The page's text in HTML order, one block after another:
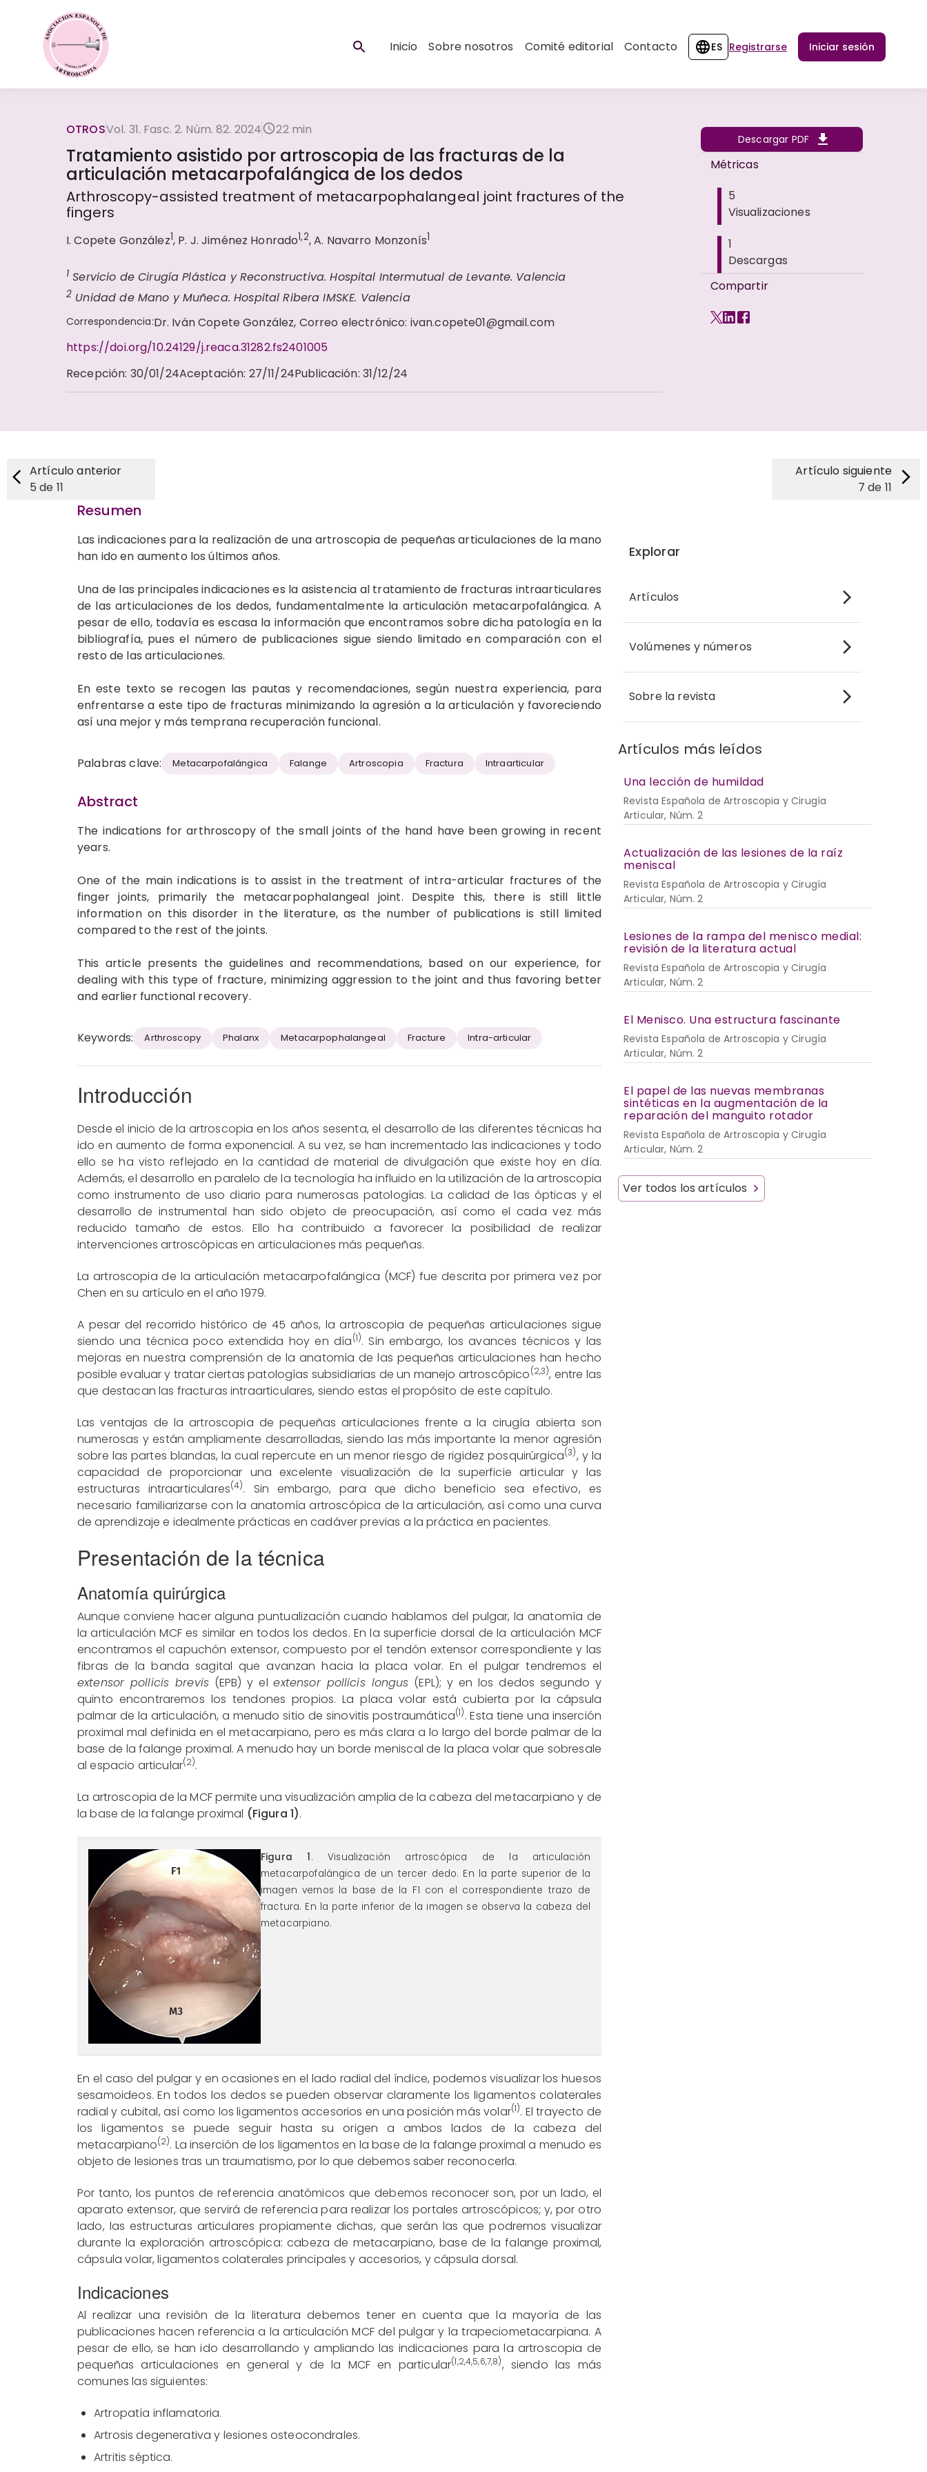
Inicio Sobre nosotros Comité editorial Contacto ES Registrarse Iniciar sesión
OTROSVol. 31. Fasc. 2. Núm. 82. 2024 22 min
Tratamiento asistido por artroscopia de las fracturas de la
articulación metacarpofalángica de los dedos
Arthroscopy-assisted treatment of metacarpophalangeal joint fractures of the
fingers
I. Copete González1, P. J. Jiménez Honrado1,2, A. Navarro Monzonís1
1 Servicio de Cirugía Plástica y Reconstructiva. Hospital Intermutual de Levante. Valencia
2 Unidad de Mano y Muñeca. Hospital Ribera IMSKE. Valencia
Correspondencia:Dr. Iván Copete González, Correo electrónico: ivan.copete01@gmail.com
https://doi.org/10.24129/j.reaca.31282.fs2401005
Recepción: 30/01/24Aceptación: 27/11/24Publicación: 31/12/24
Descargar PDF
Métricas
5
Visualizaciones
1
Descargas
Compartir
Artículo anterior
5 de 11
Artículo siguiente
7 de 11
Resumen
Las indicaciones para la realización de una artroscopia de pequeñas articulaciones de la mano
han ido en aumento los últimos años.
Una de las principales indicaciones es la asistencia al tratamiento de fracturas intraarticulares
de las articulaciones de los dedos, fundamentalmente la articulación metacarpofalángica. A
pesar de ello, todavía es escasa la información que encontramos sobre dicha patología en la
bibliografía, pues el número de publicaciones sigue siendo limitado en comparación con el
resto de las articulaciones.
En este texto se recogen las pautas y recomendaciones, según nuestra experiencia, para
enfrentarse a este tipo de fracturas minimizando la agresión a la articulación y favoreciendo
así una mejor y más temprana recuperación funcional.
Palabras clave: Metacarpofalángica Falange Artroscopia Fractura Intraarticular
Abstract
The indications for arthroscopy of the small joints of the hand have been growing in recent
years.
One of the main indications is to assist in the treatment of intra-articular fractures of the
finger joints, primarily the metacarpophalangeal joint. Despite this, there is still little
information on this disorder in the literature, as the number of publications is still limited
compared to the rest of the joints.
This article presents the guidelines and recommendations, based on our experience, for
dealing with this type of fracture, minimizing aggression to the joint and thus favoring better
and earlier functional recovery.
Keywords: Arthroscopy Phalanx Metacarpophalangeal Fracture Intra-articular
Introducción
Desde el inicio de la artroscopia en los años sesenta, el desarrollo de las diferentes técnicas ha
ido en aumento de forma exponencial. A su vez, se han incrementado las indicaciones y todo
ello se ha visto reflejado en la cantidad de material de divulgación que existe hoy en día.
Además, el desarrollo en paralelo de la tecnología ha influido en la utilización de la artroscopia
como instrumento de uso diario para numerosas patologías. La calidad de las ópticas y el
desarrollo de instrumental han sido objeto de preocupación, así como el cada vez más
reducido tamaño de estos. Ello ha contribuido a favorecer la posibilidad de realizar
intervenciones artroscópicas en articulaciones más pequeñas.
La artroscopia de la articulación metacarpofalángica (MCF) fue descrita por primera vez por
Chen en su artículo en el año 1979.
A pesar del recorrido histórico de 45 años, la artroscopia de pequeñas articulaciones sigue
siendo una técnica poco extendida hoy en día(1). Sin embargo, los avances técnicos y las
mejoras en nuestra comprensión de la anatomía de las pequeñas articulaciones han hecho
posible evaluar y tratar ciertas patologías subsidiarias de un manejo artroscópico(2,3), entre las
que destacan las fracturas intraarticulares, siendo estas el propósito de este capítulo.
Las ventajas de la artroscopia de pequeñas articulaciones frente a la cirugía abierta son
numerosas y están ampliamente desarrolladas, siendo las más importante la menor agresión
sobre las partes blandas, la cual repercute en un menor riesgo de rigidez posquirúrgica(3), y la
capacidad de proporcionar una excelente visualización de la superficie articular y las
estructuras intraarticulares(4). Sin embargo, para que dicho beneficio sea efectivo, es
necesario familiarizarse con la anatomía artroscópica de la articulación, así como una curva
de aprendizaje e idealmente prácticas en cadáver previas a la práctica en pacientes.
Presentación de la técnica
Anatomía quirúrgica
Aunque conviene hacer alguna puntualización cuando hablamos del pulgar, la anatomía de
la articulación MCF es similar en todos los dedos. En la superficie dorsal de la articulación MCF
encontramos el capuchón extensor, compuesto por el tendón extensor correspondiente y las
fibras de la banda sagital que avanzan hacia la placa volar. En el pulgar tendremos el
extensor pollicis brevis(EPB) y elextensor pollicis longus (EPL); y en los dedos segundo y
quinto encontraremos los tendones propios. La placa volar está cubierta por la cápsula
palmar de la articulación, a menudo sitio de sinovitis postraumática(1). Esta tiene una inserción
proximal mal definida en el metacarpiano, pero es más clara a lo largo del borde palmar de la
base de la falange proximal. A menudo hay un borde meniscal de la placa volar que sobresale
al espacio articular(2).
La artroscopia de la MCF permite una visualización amplia de la cabeza del metacarpiano y de
la base de la falange proximal (Figura 1).
reaca.31282.fs2401005-figura1.png
Figura 1. Visualización artroscópica de la articulación
metacarpofalángica de un tercer dedo. En la parte superior de la
imagen vemos la base de la F1 con el correspondiente trazo de
fractura. En la parte inferior de la imagen se observa la cabeza del
metacarpiano.
En el caso del pulgar y en ocasiones en el lado radial del índice, podemos visualizar los huesos
sesamoideos. En todos los dedos se pueden observar claramente los ligamentos colaterales
radial y cubital, así como los ligamentos accesorios en una posición más volar(1). El trayecto de
los ligamentos se puede seguir hasta su origen a ambos lados de la cabeza del
metacarpiano(2). La inserción de los ligamentos en la base de la falange proximal a menudo es
objeto de lesiones tras un traumatismo, por lo que debemos saber reconocerla.
Por tanto, los puntos de referencia anatómicos que debemos reconocer son, por un lado, el
aparato extensor, que servirá de referencia para realizar los portales artroscópicos; y, por otro
lado, las estructuras articulares propiamente dichas, que serán las que podremos visualizar
durante la exploración artroscópica: cabeza de metacarpiano, base de la falange proximal,
cápsula volar, ligamentos colaterales principales y accesorios, y cápsula dorsal.
Indicaciones
Al realizar una revisión de la literatura debemos tener en cuenta que la mayoría de las
publicaciones hacen referencia a la articulación MCF del pulgar y la trapeciometacarpiana. A
pesar de ello, se han ido desarrollando y ampliando las indicaciones para la artroscopia de
pequeñas articulaciones en general y de la MCF en particular(1,2,4,5,6,7,8), siendo las más
comunes las siguientes:
Artropatía inflamatoria.
Artrosis degenerativa y lesiones osteocondrales.
Artritis séptica.
Explorar
Artículos
Volúmenes y números
Sobre la revista
Artículos más leídos
Una lección de humildad
Revista Española de Artroscopia y Cirugía
Articular, Núm. 2
Actualización de las lesiones de la raíz
meniscal
Revista Española de Artroscopia y Cirugía
Articular, Núm. 2
Lesiones de la rampa del menisco medial:
revisión de la literatura actual
Revista Española de Artroscopia y Cirugía
Articular, Núm. 2
El Menisco. Una estructura fascinante
Revista Española de Artroscopia y Cirugía
Articular, Núm. 2
El papel de las nuevas membranas
sintéticas en la augmentación de la
reparación del manguito rotador
Revista Española de Artroscopia y Cirugía
Articular, Núm. 2
Ver todos los artículos